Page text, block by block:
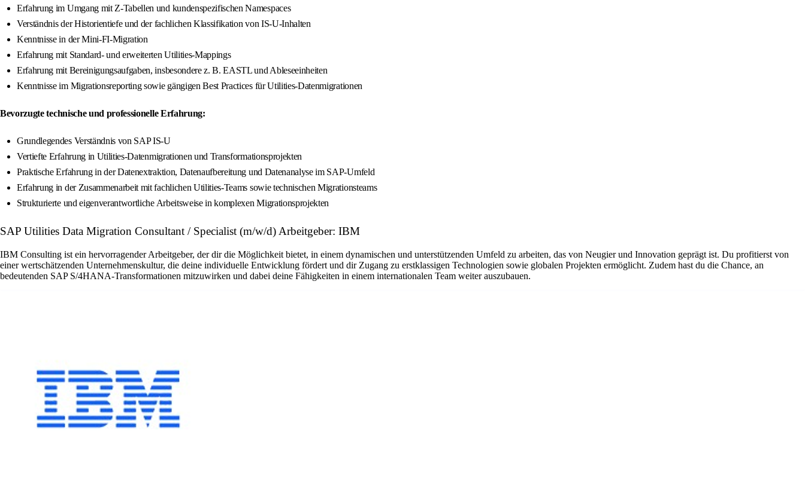
Erfahrung im Umgang mit Z‑Tabellen und kundenspezifischen Namespaces
Verständnis der Historientiefe und der fachlichen Klassifikation von IS‑U‑Inhalten
Kenntnisse in der Mini‑FI‑Migration
Erfahrung mit Standard‑ und erweiterten Utilities‑Mappings
Erfahrung mit Bereinigungsaufgaben, insbesondere z. B. EASTL und Ableseeinheiten
Kenntnisse im Migrationsreporting sowie gängigen Best Practices für Utilities‑Datenmigrationen
Bevorzugte technische und professionelle Erfahrung:
Grundlegendes Verständnis von SAP IS‑U
Vertiefte Erfahrung in Utilities‑Datenmigrationen und Transformationsprojekten
Praktische Erfahrung in der Datenextraktion, Datenaufbereitung und Datenanalyse im SAP‑Umfeld
Erfahrung in der Zusammenarbeit mit fachlichen Utilities‑Teams sowie technischen Migrationsteams
Strukturierte und eigenverantwortliche Arbeitsweise in komplexen Migrationsprojekten
SAP Utilities Data Migration Consultant / Specialist (m/w/d) Arbeitgeber: IBM
IBM Consulting ist ein hervorragender Arbeitgeber, der dir die Möglichkeit bietet, in einem dynamischen und unterstützenden Umfeld zu arbeiten, das von Neugier und Innovation geprägt ist. Du profitierst von
einer wertschätzenden Unternehmenskultur, die deine individuelle Entwicklung fördert und dir Zugang zu erstklassigen Technologien sowie globalen Projekten ermöglicht. Zudem hast du die Chance, an
bedeutenden SAP S/4HANA-Transformationen mitzuwirken und dabei deine Fähigkeiten in einem internationalen Team weiter auszubauen.